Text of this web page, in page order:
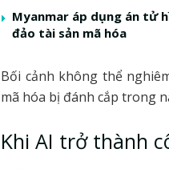
Myanmar áp dụng án tử
đảo tài sản mã hóa
Bối cảnh không thể
mã hóa bị đánh cắp trong
Khi AI trở thành